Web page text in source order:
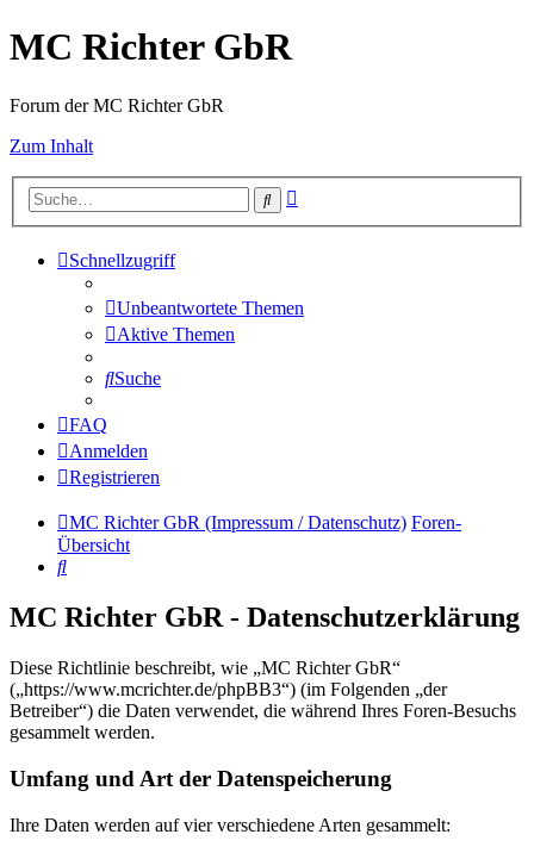
MC Richter GbR
Forum der MC Richter GbR
Zum Inhalt
Suche
Schnellzugriff
Unbeantwortete Themen
Aktive Themen
Suche
FAQ
Anmelden
Registrieren
MC Richter GbR (Impressum / Datenschutz) Foren-
Übersicht
Suche
MC Richter GbR - Datenschutzerklärung
Diese Richtlinie beschreibt, wie „MC Richter GbR“
(„https://www.mcrichter.de/phpBB3“) (im Folgenden „der
Betreiber“) die Daten verwendet, die während Ihres Foren-Besuchs
gesammelt werden.
Umfang und Art der Datenspeicherung
Ihre Daten werden auf vier verschiedene Arten gesammelt: